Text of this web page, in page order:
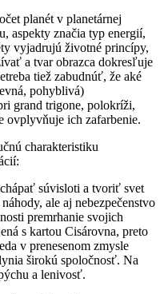
planét v planetárnej
aspekty značia typ energií,
vyjadrujú životné princípy,
a tvar obrazca dokresľuje
tiež zabudnúť, že aké
pohyblivá)
grand trigone, polokríži,
ovplyvňuje ich zafarbenie.
charakteristiku
súvisloti a tvoriť svet
ale aj nebezpečenstvo
premrhanie svojich
s kartou Cisárovna, preto
v prenesenom zmysle
širokú spoločnosť. Na
a lenivosť.